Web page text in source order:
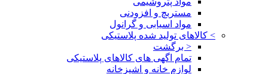
مستربچ و افزودنی
مواد اسیابی و گرانول
> کالاهای تولید شده پلاستیکی
< برگشت
تمام اگهی های کالاهای پلاستیکی
لوازم خانه و اشپزخانه